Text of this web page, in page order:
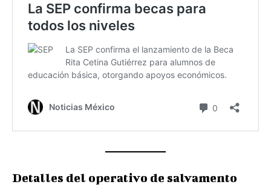
Detalles del operativo de salvamento